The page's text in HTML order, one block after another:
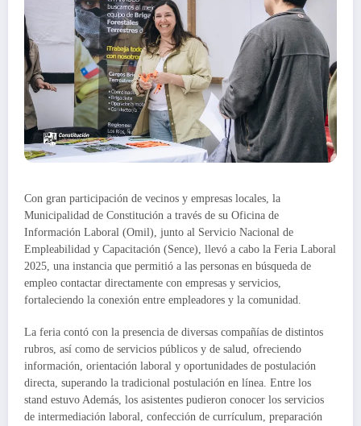
Con gran participación de vecinos y empresas locales, la
Municipalidad de Constitución a través de su Oficina de
Información Laboral (Omil), junto al Servicio Nacional de
Empleabilidad y Capacitación (Sence), llevó a cabo la Feria Laboral
2025, una instancia que permitió a las personas en búsqueda de
empleo contactar directamente con empresas y servicios,
fortaleciendo la conexión entre empleadores y la comunidad.
La feria contó con la presencia de diversas compañías de distintos
rubros, así como de servicios públicos y de salud, ofreciendo
información, orientación laboral y oportunidades de postulación
directa, superando la tradicional postulación en línea. Entre los
stand estuvo Además, los asistentes pudieron conocer los servicios
de intermediación laboral, confección de currículum, preparación